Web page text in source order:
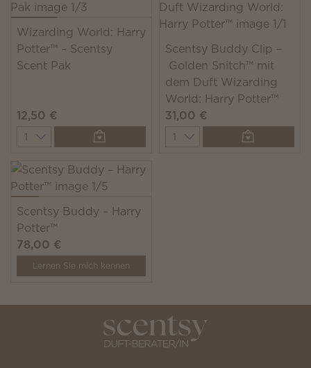
Wizarding World: Harry
Potter™ – Scentsy
Scent Pak
12,50 €
Quantity
Scentsy Buddy Clip –
Golden Snitch™ mit
dem Duft Wizarding
World: Harry Potter™
31,00 €
Quantity
Scentsy Buddy – Harry
Potter™
78,00 €
Lernen Sie mich kennen